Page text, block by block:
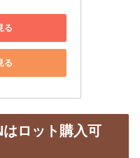
る
る
ロット購入可